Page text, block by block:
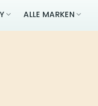
ALLE MARKEN